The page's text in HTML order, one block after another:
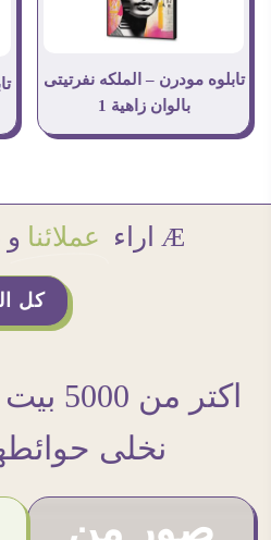
تابلوه مودرن – الملكه نفرتيتى
بالوان زاهية 1
Æ اراء عملائنا و
كل
اكتر
نخلى
صور من